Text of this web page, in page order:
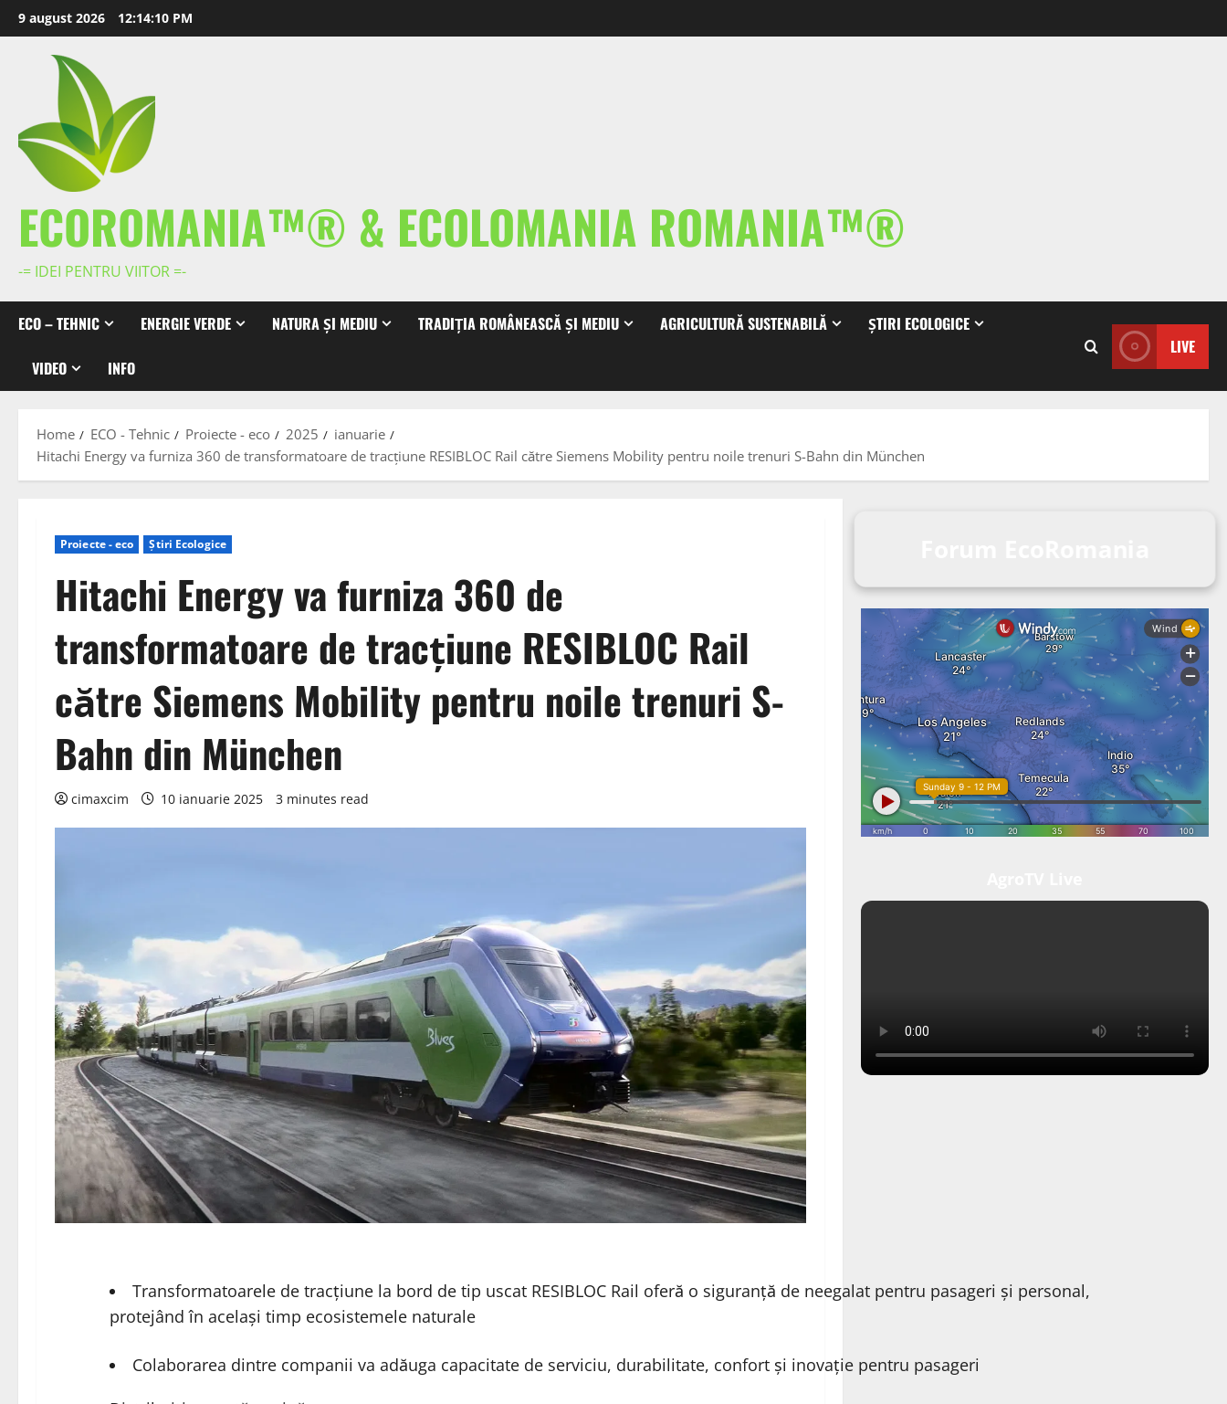
Skip
to
content
9 august 2026 12:14:11 PM
ECOROMANIA™® & ECOLOMANIA ROMANIA™®
-= IDEI PENTRU VIITOR =-
ECO – TEHNIC ENERGIE VERDE NATURA ȘI MEDIU TRADIȚIA ROMÂNEASCĂ ȘI MEDIU AGRICULTURĂ SUSTENABILĂ ȘTIRI ECOLOGICE
VIDEO INFO
LIVE
Home ECO - Tehnic Proiecte - eco 2025
ianuarie
Hitachi Energy va furniza 360 de transformatoare de tracțiune RESIBLOC Rail către Siemens Mobility pentru noile trenuri S-Bahn din München
Proiecte - eco Știri Ecologice
Hitachi Energy va furniza 360 de
transformatoare de tracțiune RESIBLOC Rail
către Siemens Mobility pentru noile trenuri S-
Bahn din München
cimaxcim 10 ianuarie 2025 3 minutes read
Transformatoarele de tracțiune la bord de tip uscat RESIBLOC Rail oferă o siguranță de neegalat pentru pasageri și personal,
protejând în același timp ecosistemele naturale
Colaborarea dintre companii va adăuga capacitate de serviciu, durabilitate, confort și inovație pentru pasageri